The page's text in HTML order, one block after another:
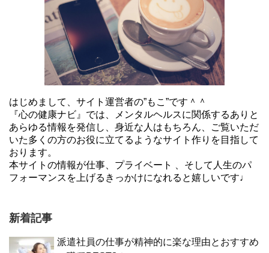
はじめまして、サイト運営者の”もこ”です＾＾
『心の健康ナビ』では、メンタルヘルスに関係するありと
あらゆる情報を発信し、身近な人はもちろん、ご覧いただ
いた多くの方のお役に立てるようなサイト作りを目指して
おります。
本サイトの情報が仕事、プライベート 、そして人生のパ
フォーマンスを上げるきっかけになれると嬉しいです♩
新着記事
派遣社員の仕事が精神的に楽な理由とおすすめ